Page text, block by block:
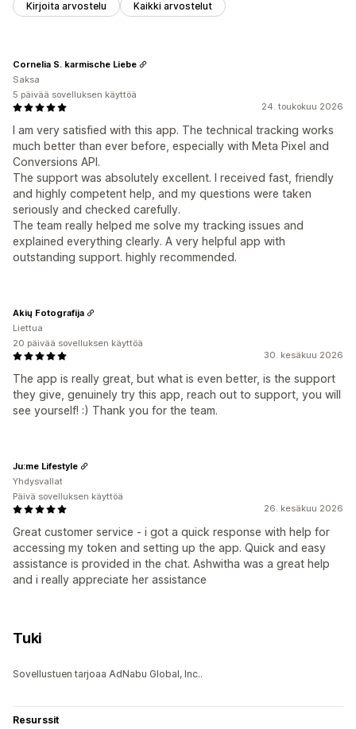
Kirjoita arvostelu Kaikki arvostelut
24. toukokuu 2026
I am very satisfied with this app. The technical tracking works
much better than ever before, especially with Meta Pixel and
Conversions API.
The support was absolutely excellent. I received fast, friendly
and highly competent help, and my questions were taken
seriously and checked carefully.
The team really helped me solve my tracking issues and
explained everything clearly. A very helpful app with
outstanding support. highly recommended.
Cornelia S. karmische Liebe
Saksa
5 päivää sovelluksen käyttöä
30. kesäkuu 2026
The app is really great, but what is even better, is the support
they give, genuinely try this app, reach out to support, you will
see yourself! :) Thank you for the team.
Akių Fotografija
Liettua
20 päivää sovelluksen käyttöä
26. kesäkuu 2026
Great customer service - i got a quick response with help for
accessing my token and setting up the app. Quick and easy
assistance is provided in the chat. Ashwitha was a great help
and i really appreciate her assistance
Ju:me Lifestyle
Yhdysvallat
Päivä sovelluksen käyttöä
Tuki
Sovellustuen tarjoaa AdNabu Global, Inc..
Resurssit